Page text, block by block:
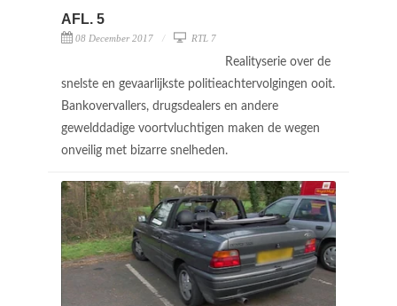
AFL. 5
08 December 2017 RTL 7
Realityserie over de
snelste en gevaarlijkste politieachtervolgingen ooit.
Bankovervallers, drugsdealers en andere
gewelddadige voortvluchtigen maken de wegen
onveilig met bizarre snelheden.